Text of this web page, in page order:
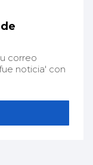
correo
noticia' con